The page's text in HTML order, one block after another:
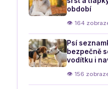
období
👁 164
Psí
bezpečně
vodítku i
👁 156